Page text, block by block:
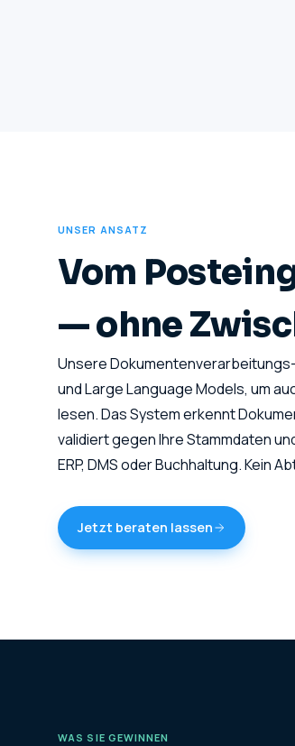
UNSER ANSATZ
Vom
— ohne
Unsere
und Large Language Models, um
lesen. Das System erkennt
validiert gegen Ihre Stammdaten
ERP, DMS oder Buchhaltung. Kein
Jetzt beraten lassen
WAS SIE GEWINNEN